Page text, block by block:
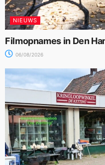
NIEUWS
Filmopnames in Den
06/08/2026